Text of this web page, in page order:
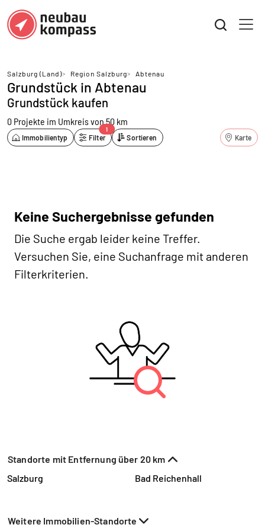
Salzburg (Land)> Region Salzburg> Abtenau
Grundstück in Abtenau
Grundstück kaufen
0 Projekte im Umkreis von 50 km
Immobilientyp Filter
1
Sortieren Karte
Keine Suchergebnisse gefunden
Die Suche ergab leider keine Treffer.
Versuchen Sie, eine Suchanfrage mit anderen
Filterkriterien.
Standorte mit Entfernung über 20 km
Salzburg
Bad Reichenhall
Weitere Immobilien-Standorte